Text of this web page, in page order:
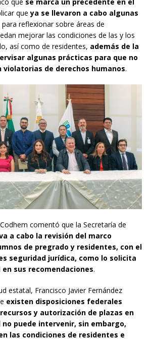
queya se llevaron a cabo algunas
para reflexionar sobre áreas de
mejorar las condiciones de las y los
así como de residentes, además de la
algunas prácticas para que no
violatorias de derechos humanos.
comentó que la Secretaría de
a cabo la revisión del marco
de pregrado y residentes, con el
seguridad jurídica, como lo solicita
en sus recomendaciones.
estatal, Francisco Javier Fernández
existen disposiciones federales
y autorización de plazas en
no puede intervenir, sin embargo,
las condiciones de residentes e